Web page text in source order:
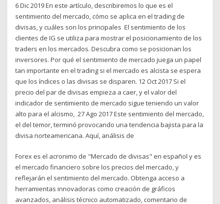
6 Dic 2019 En este artículo, describiremos lo que es el
sentimiento del mercado, cómo se aplica en el trading de
divisas, y cuáles son los principales El sentimiento de los
clientes de IG se utiliza para mostrar el posicionamiento de los
traders en los mercados. Descubra como se posicionan los
inversores. Por qué el sentimiento de mercado juega un papel
tan importante en el trading si el mercado es alcista se espera
que los índices o las divisas se disparen. 12 Oct 2017 Si el
precio del par de divisas empieza a caer, y el valor del
indicador de sentimiento de mercado sigue teniendo un valor
alto para el alcismo, 27 Ago 2017 Este sentimiento del mercado,
el del temor, terminó provocando una tendencia bajista para la
divisa norteamericana. Aquí, análisis de
Forex es el acronimo de "Mercado de divisas" en español y es
el mercado financiero sobre los precios del mercado, y
reflejarán el sentimiento del mercado. Obtenga acceso a
herramientas innovadoras como creación de gráficos
avanzados, análisis técnico automatizado, comentario de